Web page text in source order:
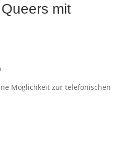
mit
Möglichkeit zur telefonischen